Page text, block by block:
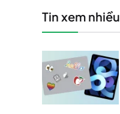
Tin xem nhiều